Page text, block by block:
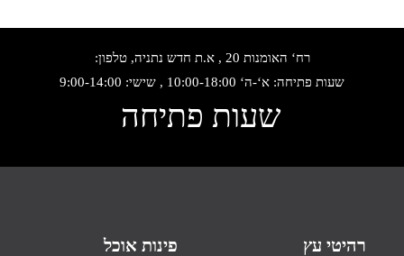
רח‘ האומנות 20 , א.ת חדש נתניה, טלפון:
שעות פתיחה: א‘-ה‘ 10:00-18:00 , שישי: 9:00-14:00
שעות פתיחה
רהיטי עץ פינות אוכל